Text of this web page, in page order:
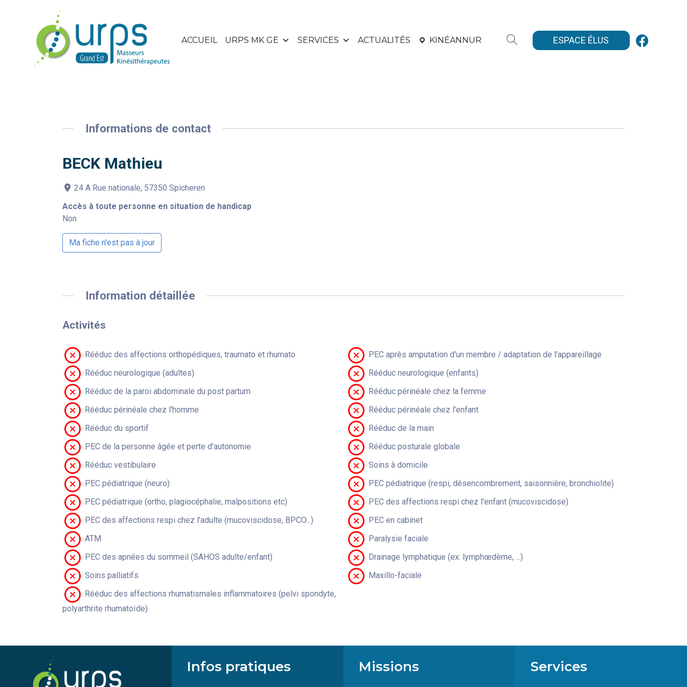
ACCUEIL URPS MK GE SERVICES ACTUALITÉS KINÉANNUR ESPACE ÉLUS
Informations de contact
BECK Mathieu
24 A Rue nationale, 57350 Spicheren
Accès à toute personne en situation de handicap
Non
Ma fiche n'est pas à jour
Information détaillée
Activités
Rééduc des affections orthopédiques, traumato et rhumato
PEC après amputation d'un membre / adaptation de l'appareillage
Rééduc neurologique (adultes)
Rééduc neurologique (enfants)
Rééduc de la paroi abdominale du post partum
Rééduc périnéale chez la femme
Rééduc périnéale chez l'homme
Rééduc périnéale chez l'enfant
Rééduc du sportif
Rééduc de la main
PEC de la personne âgée et perte d'autonomie
Rééduc posturale globale
Rééduc vestibulaire
Soins à domicile
PEC pédiatrique (neuro)
PEC pédiatrique (respi, désencombrement, saisonnière, bronchiolite)
PEC pédiatrique (ortho, plagiocéphalie, malpositions etc)
PEC des affections respi chez l'enfant (mucoviscidose)
PEC des affections respi chez l'adulte (mucoviscidose, BPCO...)
PEC en cabinet
ATM
Paralysie faciale
PEC des apnées du sommeil (SAHOS adulte/enfant)
Drainage lymphatique (ex: lymphœdème, ...)
Soins palliatifs
Maxillo-faciale
Rééduc des affections rhumatismales inflammatoires (pelvi spondyte,
polyarthrite rhumatoïde)
Infos pratiques Missions Services